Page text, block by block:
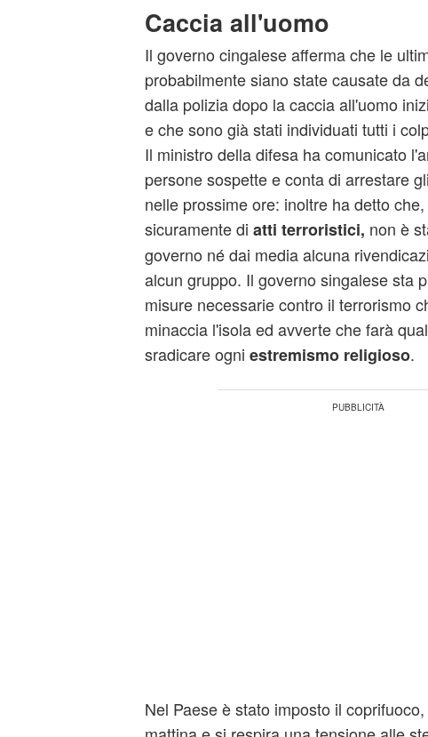
Caccia all'uomo
Il governo cingalese afferma che le
probabilmente siano state causate da
dalla polizia dopo la caccia all'uomo
e che sono già stati individuati tutti i
Il ministro della difesa ha comunicato
persone sospette e conta di arrestare
nelle prossime ore: inoltre ha detto
sicuramente di atti terroristici, non è
governo né dai media alcuna
alcun gruppo. Il governo singalese sta
misure necessarie contro il terrorismo
minaccia l'isola ed avverte che farà
sradicare ogni estremismo religioso.
Nel Paese è stato imposto il